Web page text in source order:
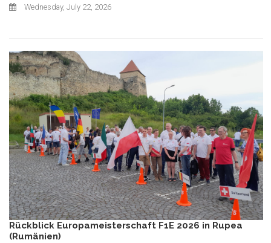
Wednesday, July 22, 2026
Rückblick Europameisterschaft F1E 2026 in Rupea
(Rumänien)